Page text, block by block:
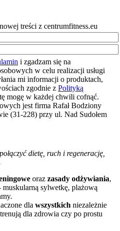
treści z centrumfitness.eu
i zgadzam się na
w celu realizacji usługi
mi informacji o produktach,
zgodnie z Polityką
mogę w każdej chwili cofnąć.
jest firma Rafał Bodziony
(31-228) przy ul. Nad Sudołem
dietę, ruch i regenerację,
oraz zasady odżywiania,
sylwetkę, plażową
dla wszystkich niezależnie
dla zdrowia czy po prostu